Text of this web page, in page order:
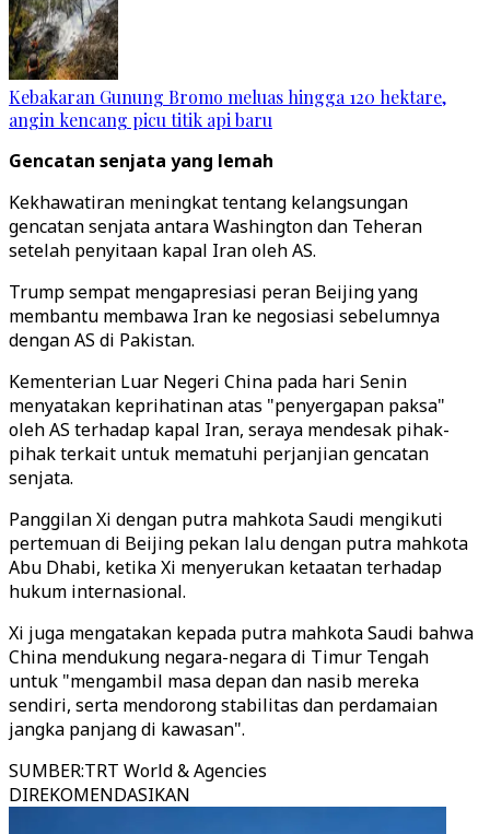
Kebakaran Gunung Bromo meluas hingga 120 hektare,
angin kencang picu titik api baru
Gencatan senjata yang lemah
Kekhawatiran meningkat tentang kelangsungan
gencatan senjata antara Washington dan Teheran
setelah penyitaan kapal Iran oleh AS.
Trump sempat mengapresiasi peran Beijing yang
membantu membawa Iran ke negosiasi sebelumnya
dengan AS di Pakistan.
Kementerian Luar Negeri China pada hari Senin
menyatakan keprihatinan atas "penyergapan paksa"
oleh AS terhadap kapal Iran, seraya mendesak pihak-
pihak terkait untuk mematuhi perjanjian gencatan
senjata.
Panggilan Xi dengan putra mahkota Saudi mengikuti
pertemuan di Beijing pekan lalu dengan putra mahkota
Abu Dhabi, ketika Xi menyerukan ketaatan terhadap
hukum internasional.
Xi juga mengatakan kepada putra mahkota Saudi bahwa
China mendukung negara-negara di Timur Tengah
untuk "mengambil masa depan dan nasib mereka
sendiri, serta mendorong stabilitas dan perdamaian
jangka panjang di kawasan".
SUMBER:TRT World & Agencies
DIREKOMENDASIKAN